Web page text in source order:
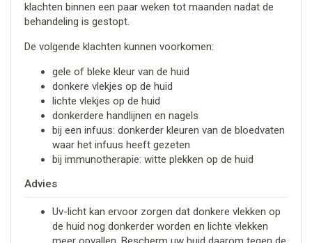
klachten binnen een paar weken tot maanden nadat de
behandeling is gestopt.
De volgende klachten kunnen voorkomen:
gele of bleke kleur van de huid
donkere vlekjes op de huid
lichte vlekjes op de huid
donkerdere handlijnen en nagels
bij een infuus: donkerder kleuren van de bloedvaten
waar het infuus heeft gezeten
bij immunotherapie: witte plekken op de huid
Advies
Uv-licht kan ervoor zorgen dat donkere vlekken op
de huid nog donkerder worden en lichte vlekken